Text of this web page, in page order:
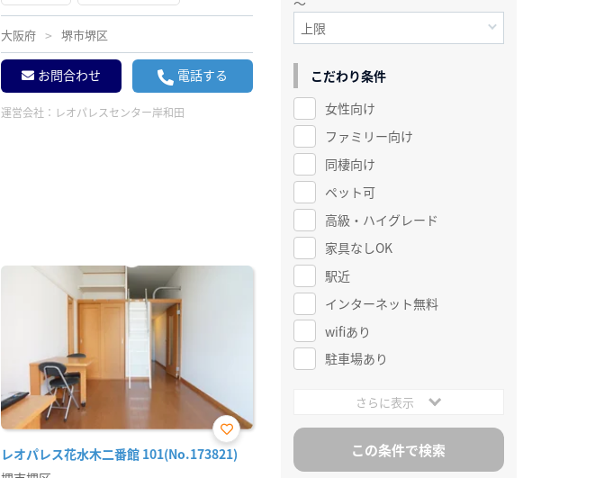
大阪府 堺市堺区
お問合わせ 電話する
運営会社： レオパレスセンター岸和田
レオパレス花水木二番館 101(No.173821)
お気
に入
こだわり条件
女性向け
ファミリー向け
同棲向け
ペット可
高級・ハイグレード
家具なしOK
駅近
インターネット無料
wifiあり
駐車場あり
さらに表示